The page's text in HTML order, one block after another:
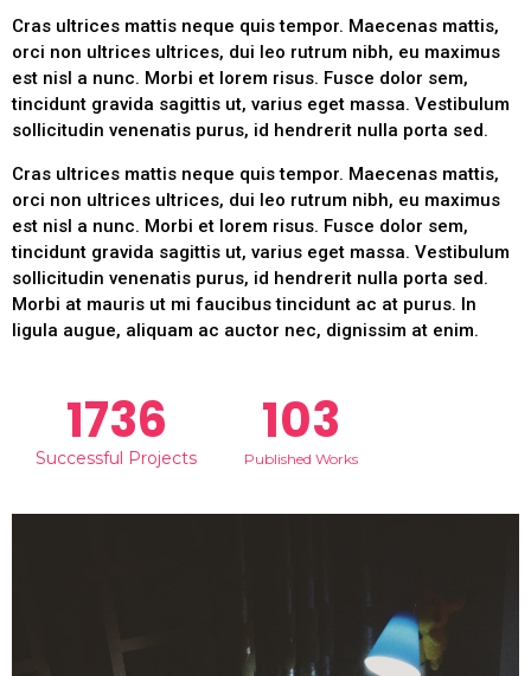
Cras ultrices mattis neque quis tempor. Maecenas mattis,
orci non ultrices ultrices, dui leo rutrum nibh, eu maximus
est nisl a nunc. Morbi et lorem risus. Fusce dolor sem,
tincidunt gravida sagittis ut, varius eget massa. Vestibulum
sollicitudin venenatis purus, id hendrerit nulla porta sed.
Cras ultrices mattis neque quis tempor. Maecenas mattis,
orci non ultrices ultrices, dui leo rutrum nibh, eu maximus
est nisl a nunc. Morbi et lorem risus. Fusce dolor sem,
tincidunt gravida sagittis ut, varius eget massa. Vestibulum
sollicitudin venenatis purus, id hendrerit nulla porta sed.
Morbi at mauris ut mi faucibus tincidunt ac at purus. In
ligula augue, aliquam ac auctor nec, dignissim at enim.
1736
Successful Projects
103
Published Works